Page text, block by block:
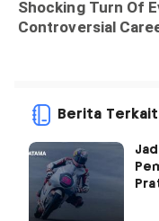
Berita Terkait